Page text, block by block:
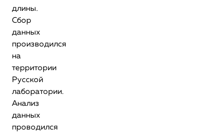
длины.
Сбор
данных
производился
на
территории
Русской
лаборатории.
Анализ
данных
проводился